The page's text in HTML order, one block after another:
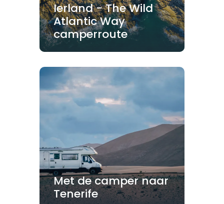
Ierland - The Wild
Atlantic Way
camperroute
Met de camper naar
Tenerife